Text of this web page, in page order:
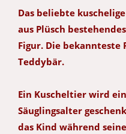
Das beliebte
aus Plüsch
Figur. Die
Teddybär.
Ein Kuscheltier wird
Säuglingsalter
das Kind während